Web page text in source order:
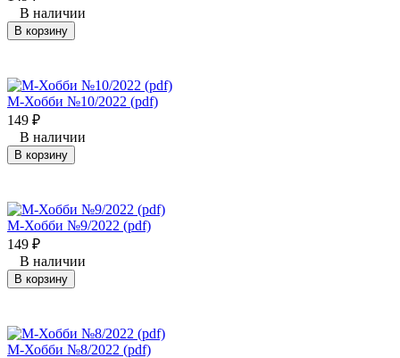
В наличии
В корзину
М-Хобби №10/2022 (pdf)
149 ₽
В наличии
В корзину
М-Хобби №9/2022 (pdf)
149 ₽
В наличии
В корзину
М-Хобби №8/2022 (pdf)